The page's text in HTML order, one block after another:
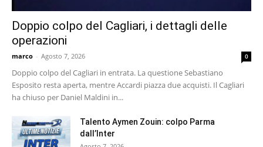
Doppio colpo del Cagliari, i dettagli delle
operazioni
marco - Agosto 7, 2026 0
Doppio colpo del Cagliari in entrata. La questione Sebastiano
Esposito resta aperta, mentre Accardi piazza due acquisti. Il Cagliari
ha chiuso per Daniel Maldini in...
Talento Aymen Zouin: colpo Parma
dall’Inter